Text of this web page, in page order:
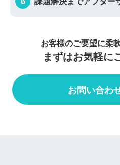
お客様のご要望に柔
まずはお気軽に
お問い合わ